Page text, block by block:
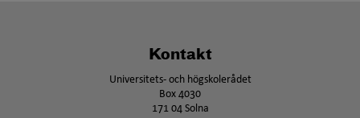
Kontakt
Universitets- och högskolerådet
Box 4030
171 04 Solna